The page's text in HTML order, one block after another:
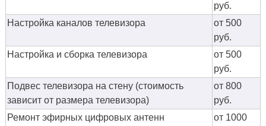
руб.
Настройка каналов телевизора
от 500
руб.
Настройка и сборка телевизора
от 500
руб.
Подвес телевизора на стену (стоимость
зависит от размера телевизора)
от 800
руб.
Ремонт эфирных цифровых антенн
от 1000